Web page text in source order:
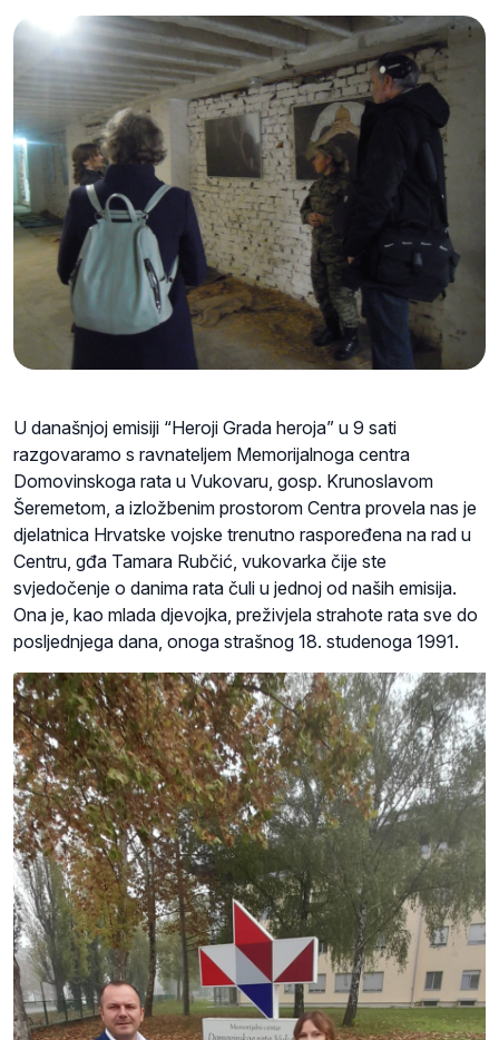
U današnjoj emisiji “Heroji Grada heroja” u 9 sati
razgovaramo s ravnateljem Memorijalnoga centra
Domovinskoga rata u Vukovaru, gosp. Krunoslavom
Šeremetom, a izložbenim prostorom Centra provela nas je
djelatnica Hrvatske vojske trenutno raspoređena na rad u
Centru, gđa Tamara Rubčić, vukovarka čije ste
svjedočenje o danima rata čuli u jednoj od naših emisija.
Ona je, kao mlada djevojka, preživjela strahote rata sve do
posljednjega dana, onoga strašnog 18. studenoga 1991.